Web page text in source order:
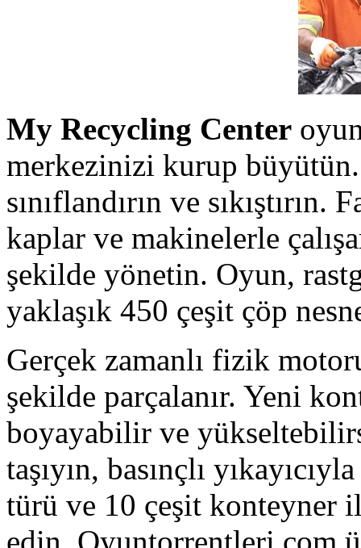
My Recycling Center
merkezinizi kurup
sınıflandırın ve
kaplar ve makinelerle
şekilde yönetin. Oyun,
yaklaşık 450 çeşit çöp
Gerçek zamanlı fizik
şekilde parçalanır. Yeni
boyayabilir ve
taşıyın, basınçlı
türü ve 10 çeşit konteyner
edin. Oyuntorrentleri.com